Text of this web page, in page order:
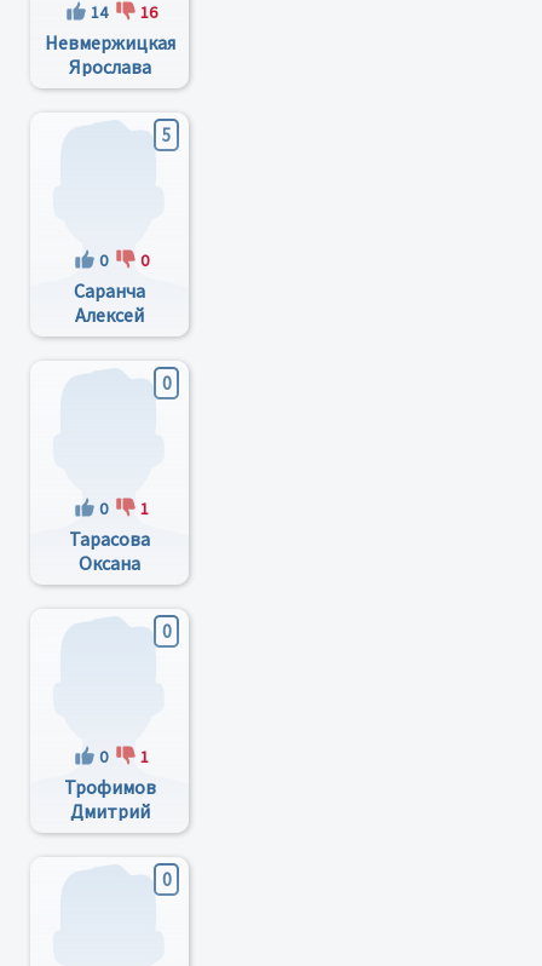
14 16
Невмержицкая
Ярослава
Васильевна
5
0 0
Саранча
Алексей
Васильевич
0
0 1
Тарасова
Оксана
Валерьевна
0
0 1
Трофимов
Дмитрий
Викторович
0